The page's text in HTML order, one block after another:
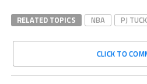
RELATED TOPICS NBA PJ
CLICK TO